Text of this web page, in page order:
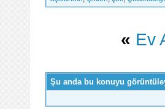
« Ev
Şu anda bu konuyu